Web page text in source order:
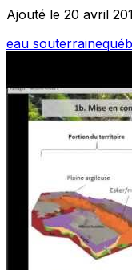
Ajouté le 20 avril
eau souterraine